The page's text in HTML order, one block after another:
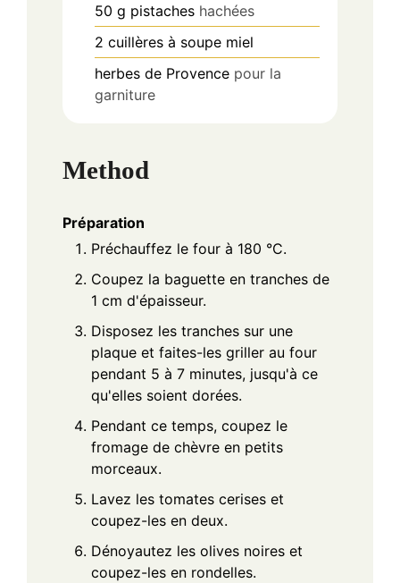
50 g pistaches hachées
2 cuillères à soupe miel
herbes de Provence pour la
garniture
Method
Préparation
Préchauffez le four à 180 °C.
Coupez la baguette en tranches de
1 cm d'épaisseur.
Disposez les tranches sur une
plaque et faites-les griller au four
pendant 5 à 7 minutes, jusqu'à ce
qu'elles soient dorées.
Pendant ce temps, coupez le
fromage de chèvre en petits
morceaux.
Lavez les tomates cerises et
coupez-les en deux.
Dénoyautez les olives noires et
coupez-les en rondelles.